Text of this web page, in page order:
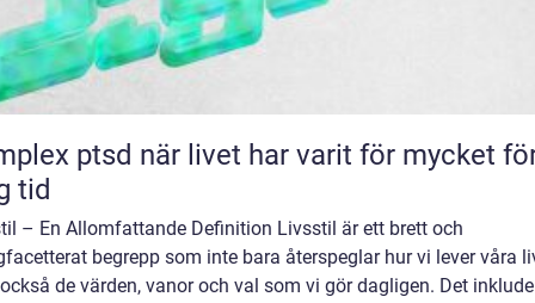
när livet har varit för mycket för
tid
– En Allomfattande Definition Livsstil är ett brett och
begrepp som inte bara återspeglar hur vi lever våra
de värden, vanor och val som vi gör dagligen. Det